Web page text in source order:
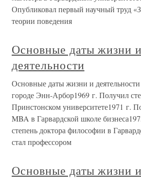
Опубликовал первый научный труд
теории поведения
Основные даты жизни и
деятельности
Основные даты жизни и
городе Энн-Арбор1969 г. Получил
Принстонском университете1971 г.
MBA в Гарвардской школе
степень доктора философии в
стал профессором
Основные даты жизни и